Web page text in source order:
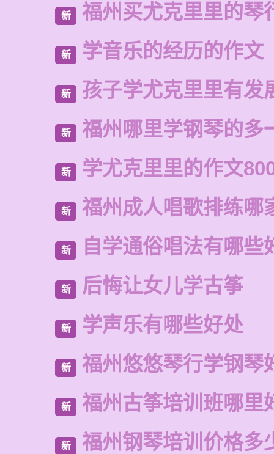
新 福州买尤克里里的琴
新 学音乐的经历的作文
新 孩子学尤克里里有发
新 福州哪里学钢琴的多
新 学尤克里里的作文
新 福州成人唱歌排练哪
新 自学通俗唱法有哪些
新 后悔让女儿学古筝
新 学声乐有哪些好处
新 福州悠悠琴行学钢琴
新 福州古筝培训班哪里
新 福州钢琴培训价格多